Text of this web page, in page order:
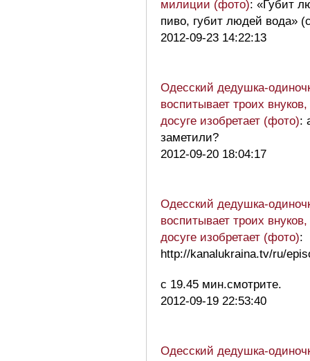
милиции (фото): «Губит
пиво, губит людей вода»
2012-09-23 14:22:13
Одесский дедушка-
воспитывает троих
досуге изобретает (фото):
заметили?
2012-09-20 18:04:17
Одесский дедушка-
воспитывает троих
досуге изобретает (фото):
http://kanalukraina.tv/ru/
с 19.45 мин.смотрите.
2012-09-19 22:53:40
Одесский дедушка-